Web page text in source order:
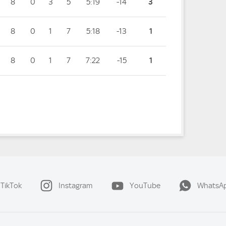
8 0 1 7 5:18 -13 1
8 0 1 7 7:22 -15 1
TikTok Instagram YouTube